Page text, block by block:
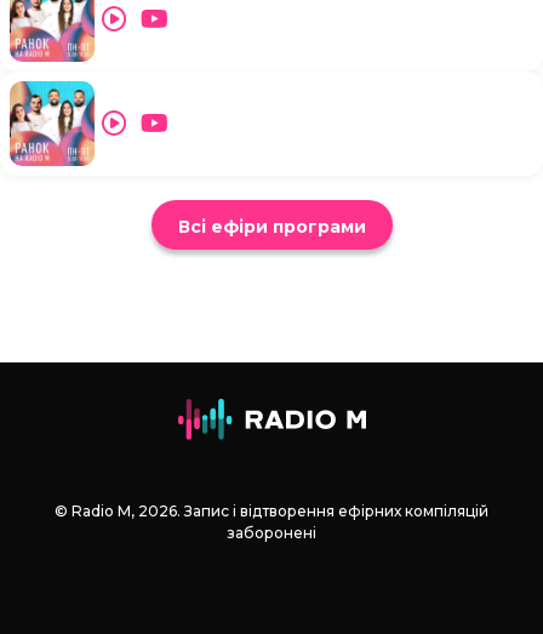
Всі ефіри програми
© Radio М, 2026. Запис і відтворення ефірних компіляцій
заборонені